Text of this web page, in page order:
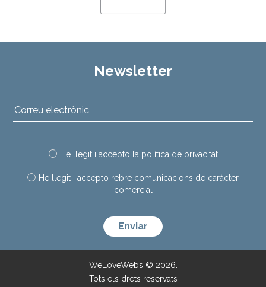
Newsletter
He llegit i accepto la política de privacitat
He llegit i accepto rebre comunicacions de caràcter
comercial
WeLoveWebs © 2026.
Tots els drets reservats